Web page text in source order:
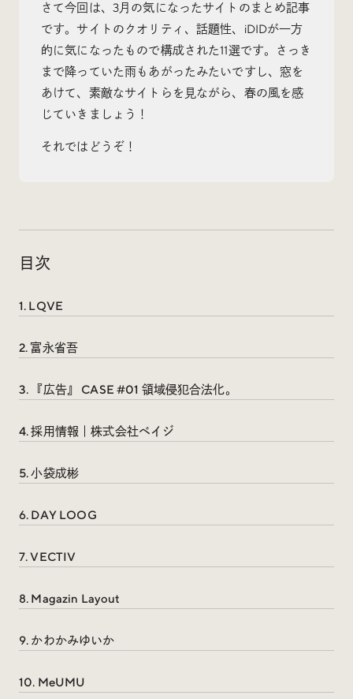
iDID Podcast
「iDID RADIO」を隔週で公開中！
About
Trend Tags
#Podcast
#Webサイト
#デジタルデザイン
#ブランディング
#シェアオフィス
さて今回は、3月の気になったサイトのまとめ記事
です。サイトのクオリティ、話題性、iDIDが一方
的に気になったもので構成された11選です。さっき
まで降っていた雨もあがったみたいですし、窓を
あけて、素敵なサイトらを見ながら、春の風を感
じていきましょう！
それではどうぞ！
目次
1. LQVE
2. 富永省吾
3. 『広告』 CASE #01 領域侵犯合法化。
4. 採用情報｜株式会社ベイジ
5. 小袋成彬
6. DAY LOOG
7. VECTIV
8. Magazin Layout
9. かわかみゆいか
10. MeUMU